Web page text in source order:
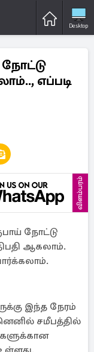
Desktop
எப்படி
விளம்பரம்
நோட்டு
ஆகலாம்.
இந்த நேரம்
சமீபத்தில்